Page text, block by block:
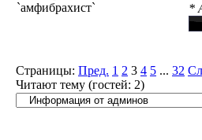
`амфибрахист`
*
Страницы: Пред. 1 2 3 4 5 ... 32
Читают тему (гостей: 2)